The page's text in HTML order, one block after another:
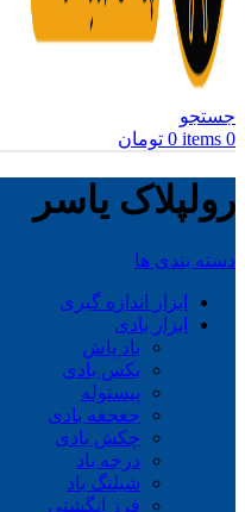
جستجو
0
items
0 تومان
رولپلاک یاسر
دسته بندی ها
ابزار اندازه گیری
ابزار بادی
باد پاش
بکس بادی
پیستوله
جغجغه بادی
چکش بادی
درجه باد
شیلنگ باد
فرز انگشتی